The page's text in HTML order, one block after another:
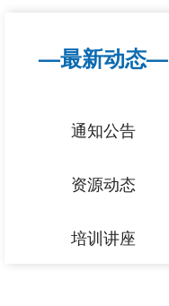
—最新动态—
通知公告
资源动态
培训讲座